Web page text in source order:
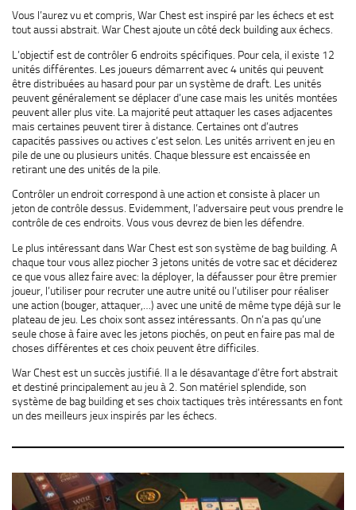
Vous l’aurez vu et compris, War Chest est inspiré par les échecs et est
tout aussi abstrait. War Chest ajoute un côté deck building aux échecs.
L’objectif est de contrôler 6 endroits spécifiques. Pour cela, il existe 12
unités différentes. Les joueurs démarrent avec 4 unités qui peuvent
être distribuées au hasard pour par un système de draft. Les unités
peuvent généralement se déplacer d’une case mais les unités montées
peuvent aller plus vite. La majorité peut attaquer les cases adjacentes
mais certaines peuvent tirer à distance. Certaines ont d’autres
capacités passives ou actives c’est selon. Les unités arrivent en jeu en
pile de une ou plusieurs unités. Chaque blessure est encaissée en
retirant une des unités de la pile.
Contrôler un endroit correspond à une action et consiste à placer un
jeton de contrôle dessus. Evidemment, l’adversaire peut vous prendre le
contrôle de ces endroits. Vous vous devrez de bien les défendre.
Le plus intéressant dans War Chest est son système de bag building. A
chaque tour vous allez piocher 3 jetons unités de votre sac et déciderez
ce que vous allez faire avec: la déployer, la défausser pour être premier
joueur, l’utiliser pour recruter une autre unité ou l’utiliser pour réaliser
une action (bouger, attaquer,…) avec une unité de même type déjà sur le
plateau de jeu. Les choix sont assez intéressants. On n’a pas qu’une
seule chose à faire avec les jetons piochés, on peut en faire pas mal de
choses différentes et ces choix peuvent être difficiles.
War Chest est un succès justifié. Il a le désavantage d’être fort abstrait
et destiné principalement au jeu à 2. Son matériel splendide, son
système de bag building et ses choix tactiques très intéressants en font
un des meilleurs jeux inspirés par les échecs.